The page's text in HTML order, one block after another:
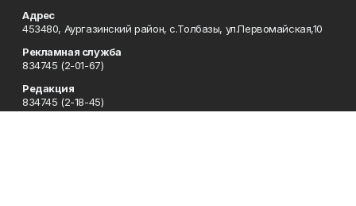
Адрес
453480, Аургазинский район, с.Толбазы, ул.Первомайская,10
Рекламная служба
834745 (2-01-67)
Редакция
834745 (2-18-45)